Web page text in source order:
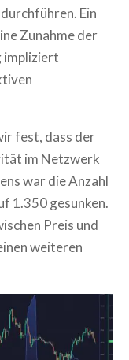
Ein
Zunahme der
impliziert
fest, dass der
im Netzwerk
war die Anzahl
1.350 gesunken.
Preis und
weiteren